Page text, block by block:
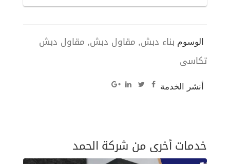
الوسوم بناء دبش مقاول دبش مقاول دبش
تكاسى
أنشر الخدمة
خدمات أخرى من شركة الحمد